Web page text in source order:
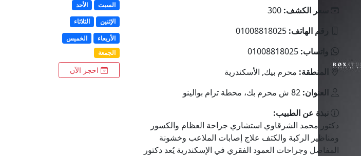
سعر الكشف: 300
رقم الهاتف: 01008818025
واتساب: 01008818025
المنطقة: محرم بيك, الأسكندرية
العنوان: 82 ش محرم بك، محطة ترام بوالينو
نبذة عن الطبيب:
دكتور محمد الشرقاوي استشاري جراحة العظام والكسور
ومناظير الركبة والكتف علاج إصابات الملاعب وخشونة
المفاصل وجراحات العمود الفقري في الإسكندرية يُعد دكتور
السبت
الأحد
الإثنين
الثلاثاء
الأربعاء
الخميس
الجمعة
احجز الآن